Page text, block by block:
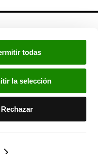
todas
la selección
Rechazar
nuestra